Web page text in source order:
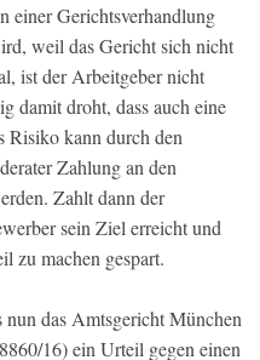
einer Gerichtsverhandlung
weil das Gericht sich nicht
ist der Arbeitgeber nicht
damit droht, dass auch eine
Risiko kann durch den
Zahlung an den
Zahlt dann der
sein Ziel erreicht und
zu machen gespart.
nun das Amtsgericht München
16) ein Urteil gegen einen